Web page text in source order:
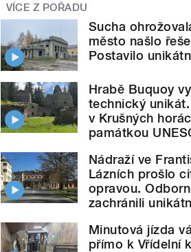
VÍCE Z POŘADU
Sucha
město našlo
Postavilo
Hrabě Buquoy
technický
v Krušných
památkou
Nádraží ve
Lázních prošlo
opravou.
zachránili
Minutová jízda
přímo k Vřídelní